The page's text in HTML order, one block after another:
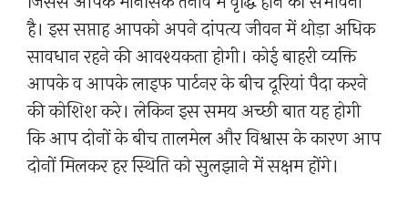
है। इस सप्ताह आपको अपने दांपत्य जीवन में थोड़ा अधिक
सावधान रहने की आवश्यकता होगी। कोई बाहरी व्यक्ति
आपके व आपके लाइफ पार्टनर के बीच दूरियां पैदा करने
की कोशिश करे। लेकिन इस समय अच्छी बात यह होगी
कि आप दोनों के बीच तालमेल और विश्वास के कारण आप
दोनों मिलकर हर स्थिति को सुलझाने में सक्षम होंगे।